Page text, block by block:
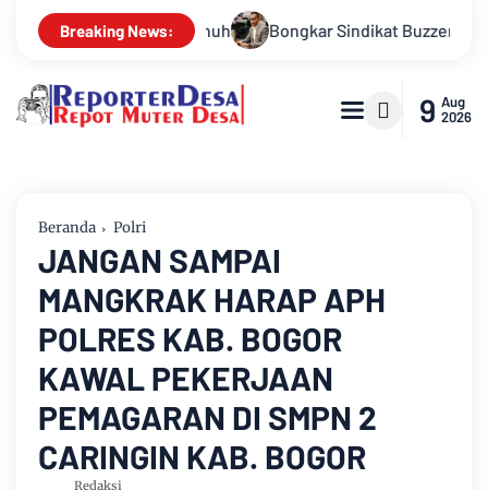
Breaking News:
Bongkar Sindikat Buzzer Penyebar Hoax, Tasrif M.
9 Aug
2026
Beranda Polri
JANGAN SAMPAI
MANGKRAK HARAP APH
POLRES KAB. BOGOR
KAWAL PEKERJAAN
PEMAGARAN DI SMPN 2
CARINGIN KAB. BOGOR
Redaksi